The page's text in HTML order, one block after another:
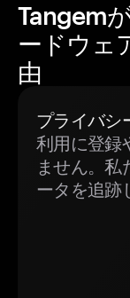
Tangem
ードウェ
由
プライバシ
利用に登録
ません。私
ータを追跡